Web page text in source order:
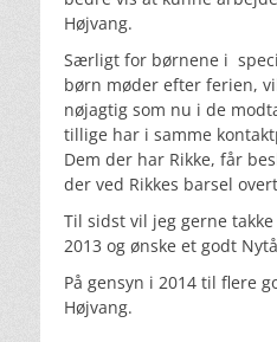
Højvang.
Særligt for børnene i
børn møder efter ferien,
nøjagtig som nu i de
tillige har i samme
Dem der har Rikke, får
der ved Rikkes barsel
Til sidst vil jeg gerne
2013 og ønske et godt
På gensyn i 2014 til flere
Højvang.